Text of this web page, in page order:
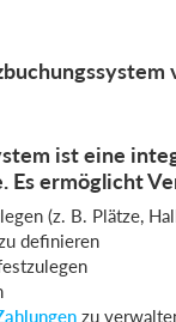
ist eine
Es ermöglicht
(z. B. Plätze,
definieren
zu